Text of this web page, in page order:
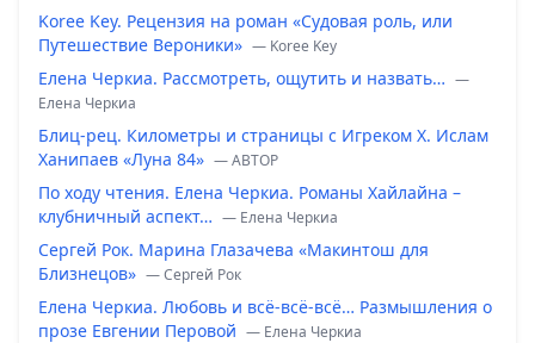
Koree Key. Рецензия на роман «Судовая роль, или
Путешествие Вероники» — Koree Key
Елена Черкиа. Рассмотреть, ощутить и назвать… —
Елена Черкиа
Блиц-рец. Километры и страницы с Игреком Х. Ислам
Ханипаев «Луна 84» — ABTOP
По ходу чтения. Елена Черкиа. Романы Хайлайна –
клубничный аспект… — Елена Черкиа
Сергей Рок. Марина Глазачева «Макинтош для
Близнецов» — Сергей Рок
Елена Черкиа. Любовь и всё-всё-всё… Размышления о
прозе Евгении Перовой — Елена Черкиа